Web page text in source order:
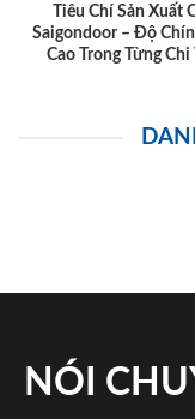
Tiêu Chí Sản Xuất
Saigondoor – Độ
Cao Trong Từng Chi
NÓI